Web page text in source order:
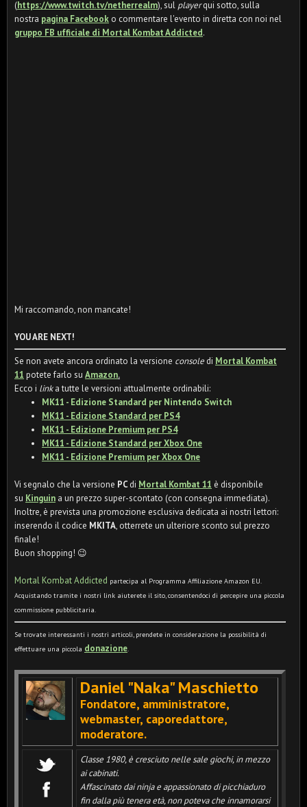
(https://www.twitch.tv/netherrealm), sul playerqui sotto, sulla
nostra pagina Facebook o commentare l'evento in diretta con noi nel
gruppo FB ufficiale di Mortal Kombat Addicted.
Mi raccomando, non mancate!
YOU ARE NEXT!
Se non avete ancora ordinato la versione console di Mortal Kombat
11 potete farlo su Amazon.
Ecco i linka tutte le versioni attualmente ordinabili:
MK11 - Edizione Standard per Nintendo Switch
MK11 - Edizione Standard per PS4
MK11 - Edizione Premium per PS4
MK11 - Edizione Standard per Xbox One
MK11 - Edizione Premium per Xbox One
Vi segnalo che la versione PCdi Mortal Kombat 11 è disponibile
su Kinguin a un prezzo super-scontato (con consegna immediata).
Inoltre, è prevista una promozione esclusiva dedicata ai nostri lettori:
inserendo il codice MKITA, otterrete un ulteriore sconto sul prezzo
finale!
Buon shopping! 😉
Mortal Kombat Addicted partecipa al Programma Affiliazione Amazon EU.
Acquistando tramite i nostri link aiuterete il sito, consentendoci di percepire una piccola
commissione pubblicitaria.
Se trovate interessanti i nostri articoli, prendete in considerazione la possibilità di
effettuare una piccola donazione.
Daniel "Naka" Maschietto
Fondatore, amministratore,
webmaster, caporedattore,
moderatore.
Classe 1980, è cresciuto nelle sale giochi, in mezzo
ai cabinati.
Affascinato dai ninja e appassionato di picchiaduro
fin dalla più tenera età, non poteva che innamorarsi